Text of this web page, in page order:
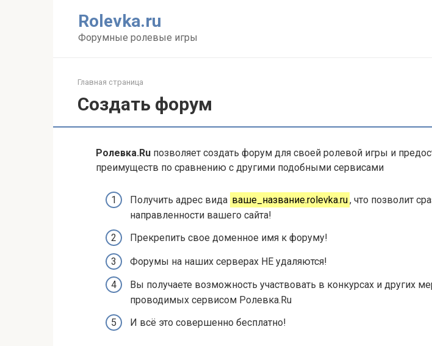
Rolevka.ru
Форумные ролевые игры
Главная страница
Создать форум
Ролевка.Ru позволяет создать форум для своей ролевой игры и
преимуществ по сравнению с другими подобными сервисами
Получить адрес вида ваше_название.rolevka.ru, что позволит
направленности вашего сайта!
Прекрепить свое доменное имя к форуму!
Форумы на наших серверах НЕ удаляются!
Вы получаете возможность участвовать в конкурсах и других
проводимых сервисом Ролевка.Ru
И всё это совершенно бесплатно!